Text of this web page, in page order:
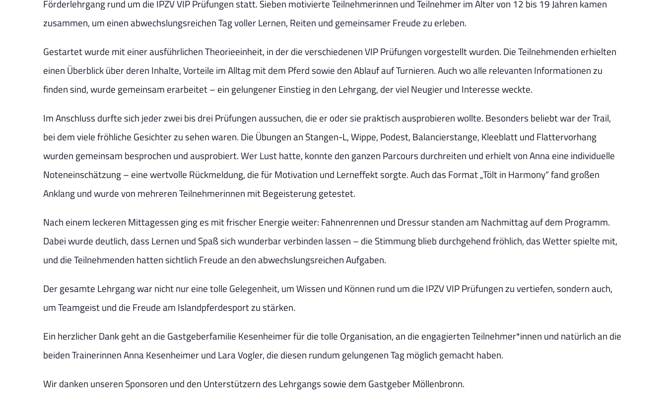
Förderlehrgang rund um die IPZV VIP Prüfungen statt. Sieben motivierte Teilnehmerinnen und Teilnehmer im Alter von 12 bis 19 Jahren kamen
zusammen, um einen abwechslungsreichen Tag voller Lernen, Reiten und gemeinsamer Freude zu erleben.
Gestartet wurde mit einer ausführlichen Theorieeinheit, in der die verschiedenen VIP Prüfungen vorgestellt wurden. Die Teilnehmenden erhielten
einen Überblick über deren Inhalte, Vorteile im Alltag mit dem Pferd sowie den Ablauf auf Turnieren. Auch wo alle relevanten Informationen zu
finden sind, wurde gemeinsam erarbeitet – ein gelungener Einstieg in den Lehrgang, der viel Neugier und Interesse weckte.
Im Anschluss durfte sich jeder zwei bis drei Prüfungen aussuchen, die er oder sie praktisch ausprobieren wollte. Besonders beliebt war der Trail,
bei dem viele fröhliche Gesichter zu sehen waren. Die Übungen an Stangen-L, Wippe, Podest, Balancierstange, Kleeblatt und Flattervorhang
wurden gemeinsam besprochen und ausprobiert. Wer Lust hatte, konnte den ganzen Parcours durchreiten und erhielt von Anna eine individuelle
Noteneinschätzung – eine wertvolle Rückmeldung, die für Motivation und Lerneffekt sorgte. Auch das Format „Tölt in Harmony“ fand großen
Anklang und wurde von mehreren Teilnehmerinnen mit Begeisterung getestet.
Nach einem leckeren Mittagessen ging es mit frischer Energie weiter: Fahnenrennen und Dressur standen am Nachmittag auf dem Programm.
Dabei wurde deutlich, dass Lernen und Spaß sich wunderbar verbinden lassen – die Stimmung blieb durchgehend fröhlich, das Wetter spielte mit,
und die Teilnehmenden hatten sichtlich Freude an den abwechslungsreichen Aufgaben.
Der gesamte Lehrgang war nicht nur eine tolle Gelegenheit, um Wissen und Können rund um die IPZV VIP Prüfungen zu vertiefen, sondern auch,
um Teamgeist und die Freude am Islandpferdesport zu stärken.
Ein herzlicher Dank geht an die Gastgeberfamilie Kesenheimer für die tolle Organisation, an die engagierten Teilnehmer*innen und natürlich an die
beiden Trainerinnen Anna Kesenheimer und Lara Vogler, die diesen rundum gelungenen Tag möglich gemacht haben.
Wir danken unseren Sponsoren und den Unterstützern des Lehrgangs sowie dem Gastgeber Möllenbronn.